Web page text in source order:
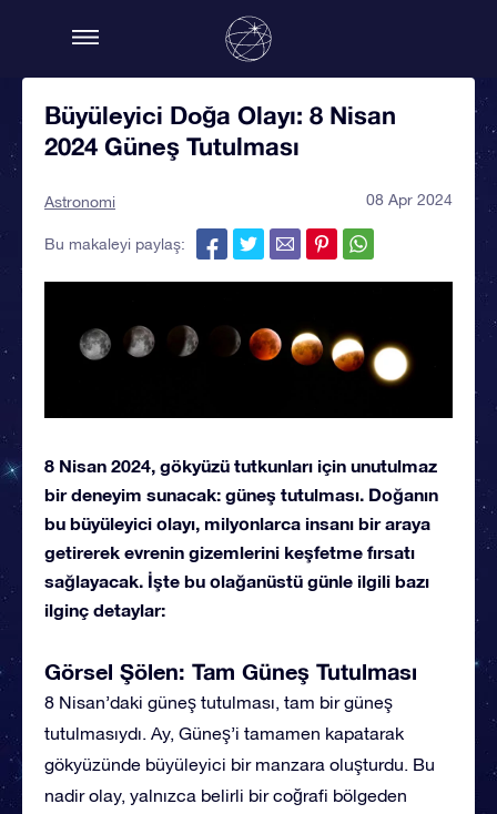
Büyüleyici Doğa Olayı: 8 Nisan
2024 Güneş Tutulması
Astronomi 08 Apr 2024
Bu makaleyi paylaş:
8 Nisan 2024, gökyüzü tutkunları için unutulmaz
bir deneyim sunacak: güneş tutulması. Doğanın
bu büyüleyici olayı, milyonlarca insanı bir araya
getirerek evrenin gizemlerini keşfetme fırsatı
sağlayacak. İşte bu olağanüstü günle ilgili bazı
ilginç detaylar:
Görsel Şölen: Tam Güneş Tutulması
8 Nisan’daki güneş tutulması, tam bir güneş
tutulmasıydı. Ay, Güneş’i tamamen kapatarak
gökyüzünde büyüleyici bir manzara oluşturdu. Bu
nadir olay, yalnızca belirli bir coğrafi bölgeden